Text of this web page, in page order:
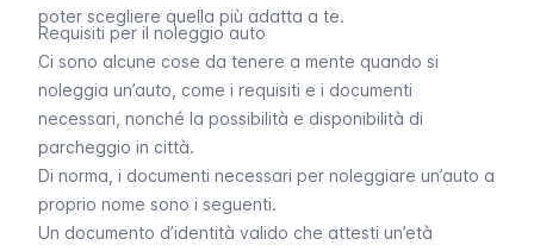
poter scegliere quella più adatta a te.
Requisiti per il noleggio auto
Ci sono alcune cose da tenere a mente quando si
noleggia un’auto, come i requisiti e i documenti
necessari, nonché la possibilità e disponibilità di
parcheggio in città.
Di norma, i documenti necessari per noleggiare un’auto a
proprio nome sono i seguenti.
Un documento d’identità valido che attesti un’età